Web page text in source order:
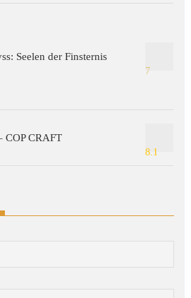
Seelen der Finsternis
7
COP CRAFT
8.1